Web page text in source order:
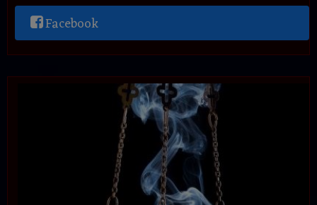
Facebook